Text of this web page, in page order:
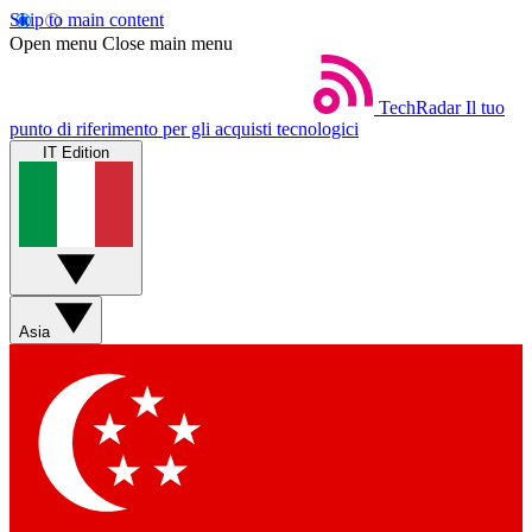
Skip to main content
Open menu Close main menu
TechRadar Il tuo
punto di riferimento per gli acquisti tecnologici
IT Edition
Asia